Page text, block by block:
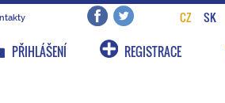
CZ SK
PŘIHLÁŠENÍ REGISTRACE